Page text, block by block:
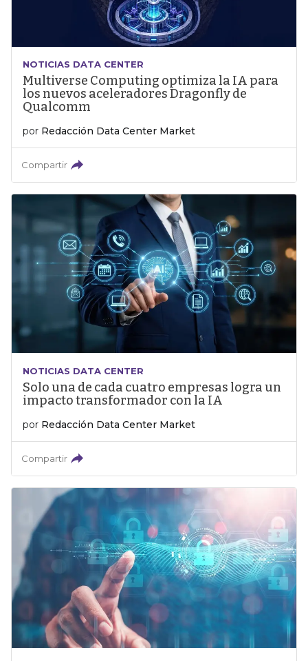
NOTICIAS DATA CENTER
Multiverse Computing optimiza la IA para
los nuevos aceleradores Dragonfly de
Qualcomm
por Redacción Data Center Market
Compartir
NOTICIAS DATA CENTER
Solo una de cada cuatro empresas logra un
impacto transformador con la IA
por Redacción Data Center Market
Compartir